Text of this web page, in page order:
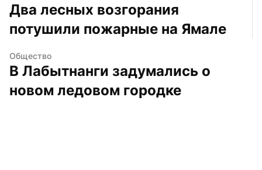
Два лесных возгорания
потушили пожарные на Ямале
Общество
В Лабытнанги задумались о
новом ледовом городке